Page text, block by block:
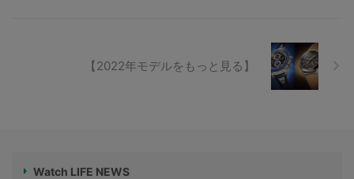
【2022年モデルをもっと見る】
Watch LIFE NEWS